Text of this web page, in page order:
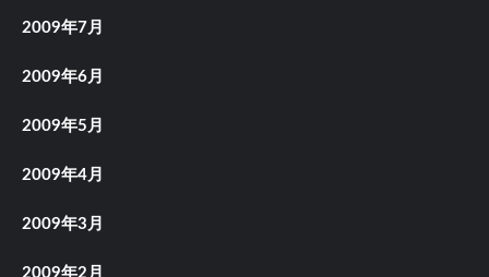
2009年7月
2009年6月
2009年5月
2009年4月
2009年3月
2009年2月